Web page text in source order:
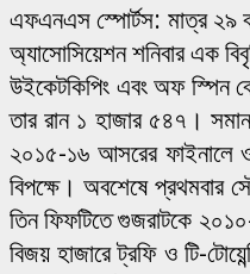
এফএনএস স্পোর্টস: মাত্র ২৯
অ্যাসোসিয়েশন শনিবার এক
উইকেটকিপিং এবং অফ স্পিন
তার রান ১ হাজার ৫৪৭।
২০১৫-১৬ আসরের ফাইনালে
বিপক্ষে। অবশেষে প্রথমবার
তিন ফিফটিতে গুজরাটকে
বিজয় হাজারে ট্রফি ও টি-